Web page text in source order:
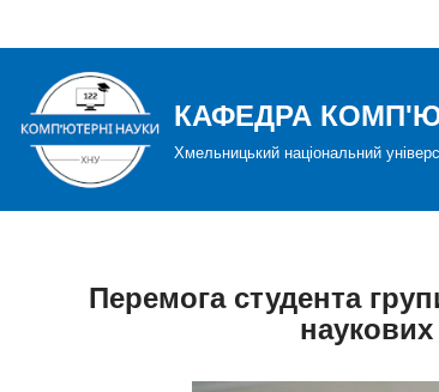
до
вмісту
КАФЕДРА
Хмельницький національний
Перемога студента
наукових